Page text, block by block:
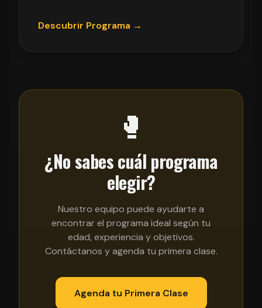
Descubrir Programa →
🥊
¿No sabes cuál programa
elegir?
Nuestro equipo puede ayudarte a
encontrar el programa ideal según tu
edad, experiencia y objetivos.
Contáctanos y agenda tu primera clase.
Agenda tu Primera Clase